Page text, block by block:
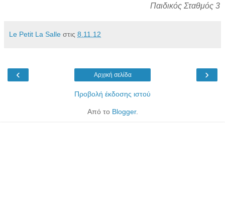
Παιδικός Σταθμός 3
Le Petit La Salle στις 8.11.12
‹ ›
Αρχική σελίδα
Προβολή έκδοσης ιστού
Από το Blogger.